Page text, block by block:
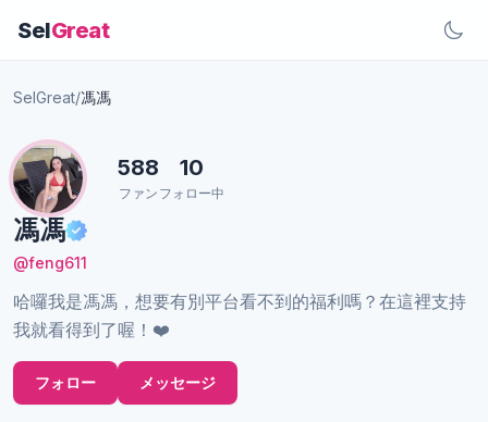
SelGreat
SelGreat/馮馮
馮馮
@feng611
哈囉我是馮馮，想要有別平台看不到的福利嗎？在這裡支持
我就看得到了喔！❤️
588
ファン
10
フォロー中
フォロー メッセージ